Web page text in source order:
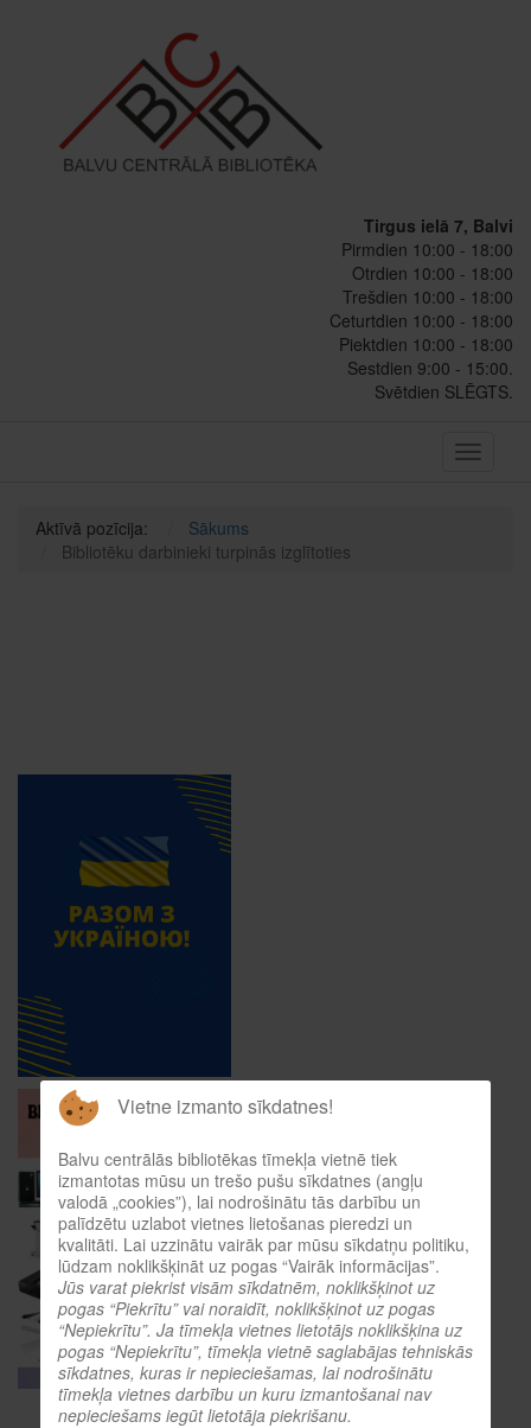
Tirgus ielā 7, Balvi
Pirmdien 10:00 - 18:00
Otrdien 10:00 - 18:00
Trešdien 10:00 - 18:00
Ceturtdien 10:00 - 18:00
Piektdien 10:00 - 18:00
Sestdien 9:00 - 15:00.
Svētdien SLĒGTS.
Toggle
Aktīvā pozīcija:
Sākums
Bibliotēku darbinieki turpinās izglītoties
Vietne izmanto sīkdatnes!
Balvu centrālās bibliotēkas tīmekļa vietnē tiek
izmantotas mūsu un trešo pušu sīkdatnes (angļu
valodā „cookies”), lai nodrošinātu tās darbību un
palīdzētu uzlabot vietnes lietošanas pieredzi un
kvalitāti. Lai uzzinātu vairāk par mūsu sīkdatņu politiku,
lūdzam noklikšķināt uz pogas “Vairāk informācijas”.
Jūs varat piekrist visām sīkdatnēm, noklikšķinot uz
pogas “Piekrītu” vai noraidīt, noklikšķinot uz pogas
“Nepiekrītu”. Ja tīmekļa vietnes lietotājs noklikšķina uz
pogas “Nepiekrītu”, tīmekļa vietnē saglabājas tehniskās
sīkdatnes, kuras ir nepieciešamas, lai nodrošinātu
tīmekļa vietnes darbību un kuru izmantošanai nav
nepieciešams iegūt lietotāja piekrišanu.